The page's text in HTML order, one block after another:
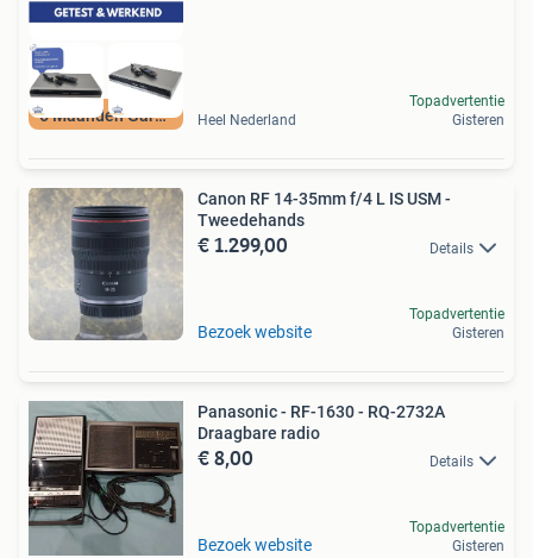
6 Maanden Garantie Heel Nederland
Topadvertentie
Gisteren
Canon RF 14-35mm f/4 L IS USM -
Tweedehands
€ 1.299,00 Details
Bezoek website
Topadvertentie
Gisteren
Panasonic - RF-1630 - RQ-2732A
Draagbare radio
€ 8,00 Details
Bezoek website
Topadvertentie
Gisteren